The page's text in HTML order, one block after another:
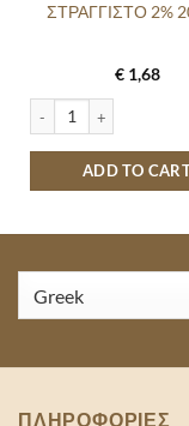
ΣΤΡΑΓΓΙΣΤΟ 2%
€1,68
ΓΙΑΟΥΡΤΙ ΑΠΛΩΣ
ADD TO
ADVANCE ΔΕΛΤΑ
ΠΛΗΡΟΦΟΡΙΕΣ